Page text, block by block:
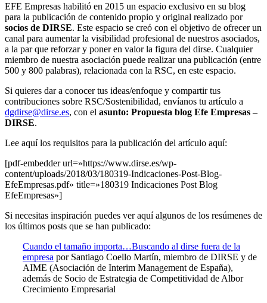
EFE Empresas habilitó en 2015 un espacio exclusivo en su blog
para la publicación de contenido propio y original realizado por
socios de DIRSE. Este espacio se creó con el objetivo de ofrecer un
canal para aumentar la visibilidad profesional de nuestros asociados,
a la par que reforzar y poner en valor la figura del dirse. Cualquier
miembro de nuestra asociación puede realizar una publicación (entre
500 y 800 palabras), relacionada con la RSC, en este espacio.
Si quieres dar a conocer tus ideas/enfoque y compartir tus
contribuciones sobre RSC/Sostenibilidad, envíanos tu artículo a
dgdirse@dirse.es, con el asunto: Propuesta blog Efe Empresas –
DIRSE.
Lee aquí los requisitos para la publicación del artículo aquí:
[pdf-embedder url=»https://www.dirse.es/wp-
content/uploads/2018/03/180319-Indicaciones-Post-Blog-
EfeEmpresas.pdf» title=»180319 Indicaciones Post Blog
EfeEmpresas»]
Si necesitas inspiración puedes ver aquí algunos de los resúmenes de
los últimos posts que se han publicado:
Cuando el tamaño importa…Buscando al dirse fuera de la
empresa por Santiago Coello Martín, miembro de DIRSE y de
AIME (Asociación de Interim Management de España),
además de Socio de Estrategia de Competitividad de Albor
Crecimiento Empresarial